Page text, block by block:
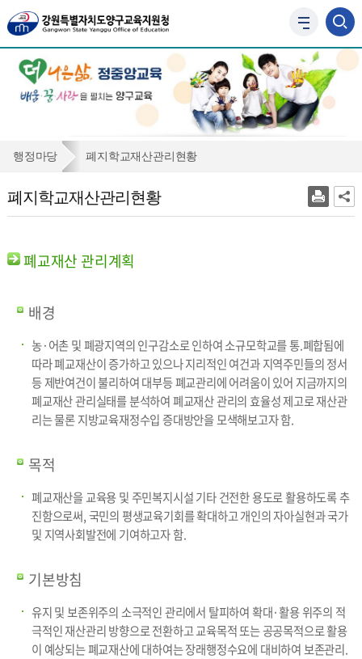
사
트
맵
바
로
가
폐
학
재
행정마당 폐지학교재산관리현황
폐지학교재산관리현황
폐교재산 관리계획
배경
농·어촌 및 폐광지역의 인구감소로 인하여 소규모학교를 통.폐합됨에
따라 폐교재산이 증가하고 있으나 지리적인 여건과 지역주민들의 정서
등 제반여건이 불리하여 대부등 폐교관리에 어려움이 있어 지금까지의
폐교재산 관리실태를 분석하여 폐교재산 관리의 효율성 제고로 재산관
리는 물론 지방교육재정수입 증대방안을 모색해보고자 함.
목적
폐교재산을 교육용 및 주민복지시설 기타 건전한 용도로 활용하도록 추
진함으로써, 국민의 평생교육기회를 확대하고 개인의 자아실현과 국가
및 지역사회발전에 기여하고자 함.
기본방침
유지 및 보존위주의 소극적인 관리에서 탈피하여 확대·활용 위주의 적
극적인 재산관리 방향으로 전환하고 교육목적 또는 공공목적으로 활용
이 예상되는 폐교재산에 대하여는 장래행정수요에 대비하여 보존관리.